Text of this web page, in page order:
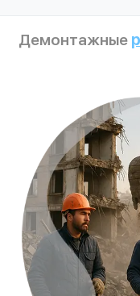
Контакты
Демонтажные